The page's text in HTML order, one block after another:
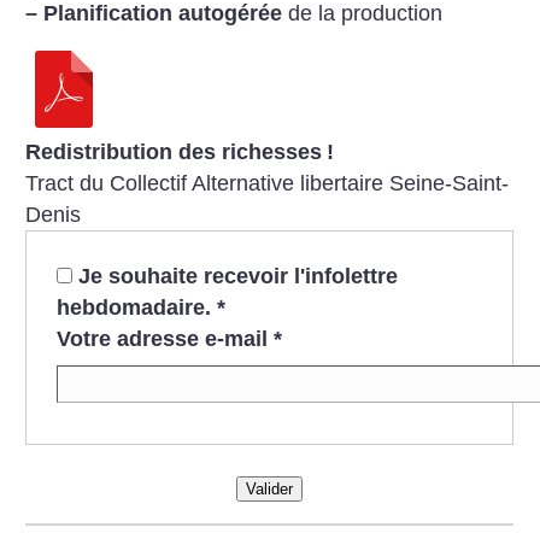
– Planification autogérée de la production
Redistribution des richesses !
Tract du Collectif Alternative libertaire Seine-Saint-
Denis
Je souhaite recevoir l'infolettre
hebdomadaire. *
Votre adresse e-mail *
Valider